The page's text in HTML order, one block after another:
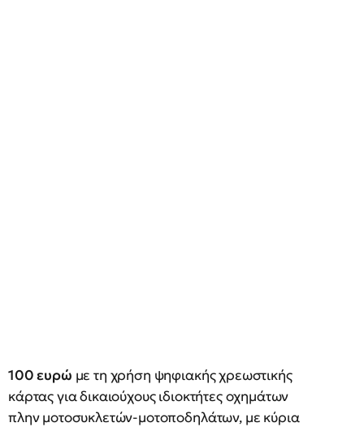
100 ευρώ με τη χρήση ψηφιακής χρεωστικής
κάρτας για δικαιούχους ιδιοκτήτες οχημάτων
πλην μοτοσυκλετών-μοτοποδηλάτων, με κύρια